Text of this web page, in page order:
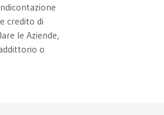
credito di
le Aziende,
o